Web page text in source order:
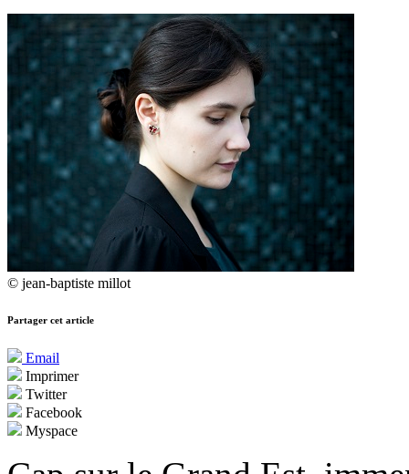
© jean-baptiste millot
Partager cet article
Email
Imprimer
Twitter
Facebook
Myspace